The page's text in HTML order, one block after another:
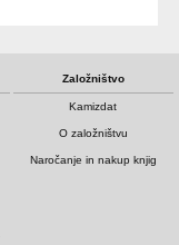
Založništvo
Kamizdat
O založništvu
Naročanje in nakup knjig